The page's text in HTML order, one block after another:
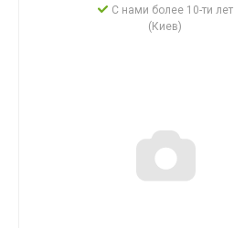
С нами более 10-ти лет
(Киев)